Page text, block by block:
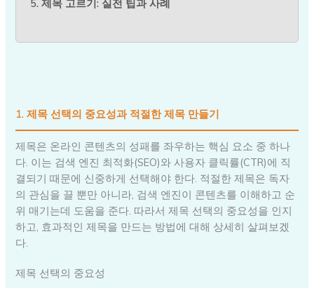
5. 제목 고르기: 실전 팁과 사례
1. 제목 선택의 중요성과 적절한 제목 만들기
제목은 온라인 콘텐츠의 성패를 좌우하는 핵심 요소 중 하나
다. 이는 검색 엔진 최적화(SEO)와 사용자 클릭률(CTR)에 직
결되기 때문에 신중하게 선택해야 한다. 적절한 제목은 독자
의 관심을 끌 뿐만 아니라, 검색 엔진이 콘텐츠를 이해하고 순
위 매기는데 도움을 준다. 따라서 제목 선택의 중요성을 인지
하고, 효과적인 제목을 만드는 방법에 대해 상세히 살펴보겠
다.
제목 선택의 중요성